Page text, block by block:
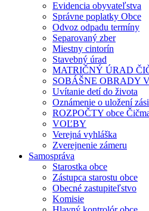
Evidencia obyvateľstva
Správne poplatky Obce
Odvoz odpadu termíny
Separovaný zber
Miestny cintorín
Stavebný úrad
MATRIČNÝ ÚRAD
SOBÁŠNE OBRADY
Uvítanie detí do života
Oznámenie o uložení
ROZPOČTY obce
VOĽBY
Verejná vyhláška
Zverejnenie zámeru
Samospráva
Starostka obce
Zástupca starostu obce
Obecné zastupiteľstvo
Komisie